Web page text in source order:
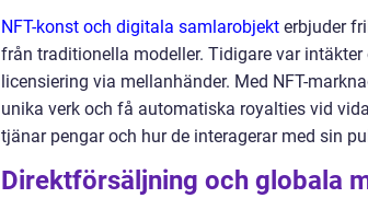
NFT-konst och digitala samlarobjekt erbjuder
från traditionella modeller. Tidigare var
licensiering via mellanhänder. Med NFT-
unika verk och få automatiska royalties vid
tjänar pengar och hur de interagerar med sin
Direktförsäljning och globala